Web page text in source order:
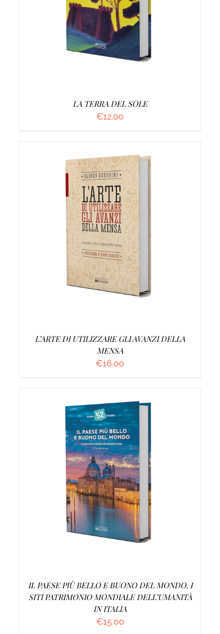
LA TERRA DEL SOLE
€12.00
AGGIUNGI AL CARRELLO /
L’ARTE DI UTILIZZARE GLI AVANZI DELLA
MENSA
€16.00
AGGIUNGI AL CARRELLO /
IL PAESE PIÙ BELLO E BUONO DEL MONDO. I
SITI PATRIMONIO MONDIALE DELL’UMANITÀ
IN ITALIA
€15.00